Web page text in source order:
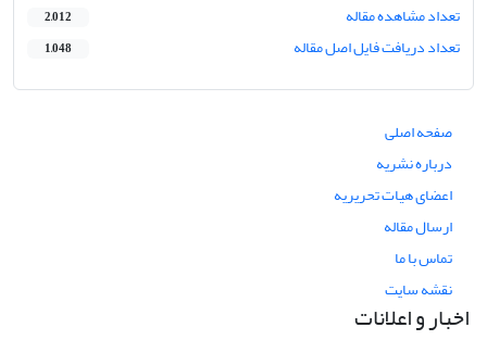
تعداد مشاهده مقاله 2,012
تعداد دریافت فایل اصل مقاله 1,048
صفحه اصلی
درباره نشریه
اعضای هیات تحریریه
ارسال مقاله
تماس با ما
نقشه سایت
اخبار و اعلانات